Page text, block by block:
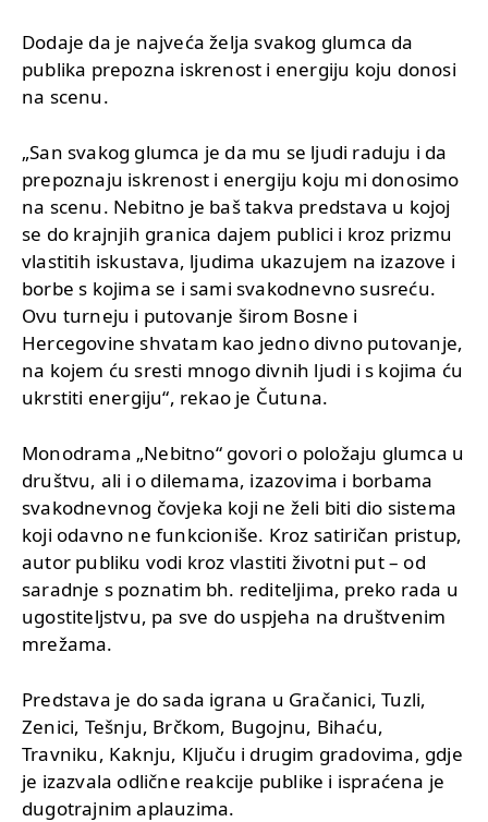
Dodaje da je najveća želja svakog glumca da
publika prepozna iskrenost i energiju koju donosi
na scenu.
„San svakog glumca je da mu se ljudi raduju i da
prepoznaju iskrenost i energiju koju mi donosimo
na scenu. Nebitno je baš takva predstava u kojoj
se do krajnjih granica dajem publici i kroz prizmu
vlastitih iskustava, ljudima ukazujem na izazove i
borbe s kojima se i sami svakodnevno susreću.
Ovu turneju i putovanje širom Bosne i
Hercegovine shvatam kao jedno divno putovanje,
na kojem ću sresti mnogo divnih ljudi i s kojima ću
ukrstiti energiju“, rekao je Čutuna.
Monodrama „Nebitno“ govori o položaju glumca u
društvu, ali i o dilemama, izazovima i borbama
svakodnevnog čovjeka koji ne želi biti dio sistema
koji odavno ne funkcioniše. Kroz satiričan pristup,
autor publiku vodi kroz vlastiti životni put – od
saradnje s poznatim bh. rediteljima, preko rada u
ugostiteljstvu, pa sve do uspjeha na društvenim
mrežama.
Predstava je do sada igrana u Gračanici, Tuzli,
Zenici, Tešnju, Brčkom, Bugojnu, Bihaću,
Travniku, Kaknju, Ključu i drugim gradovima, gdje
je izazvala odlične reakcije publike i ispraćena je
dugotrajnim aplauzima.